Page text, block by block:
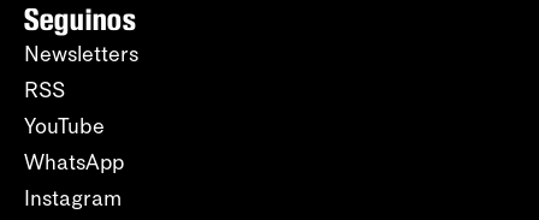
Seguinos
Newsletters
RSS
YouTube
WhatsApp
Instagram